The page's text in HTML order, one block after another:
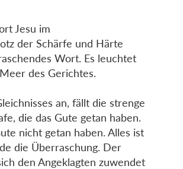
Jesu im
der Schärfe und Härte
Wort. Es leuchtet
des Gerichtes.
an, fällt die strenge
die das Gute getan haben.
nicht getan haben. Alles ist
die Überraschung. Der
den Angeklagten zuwendet